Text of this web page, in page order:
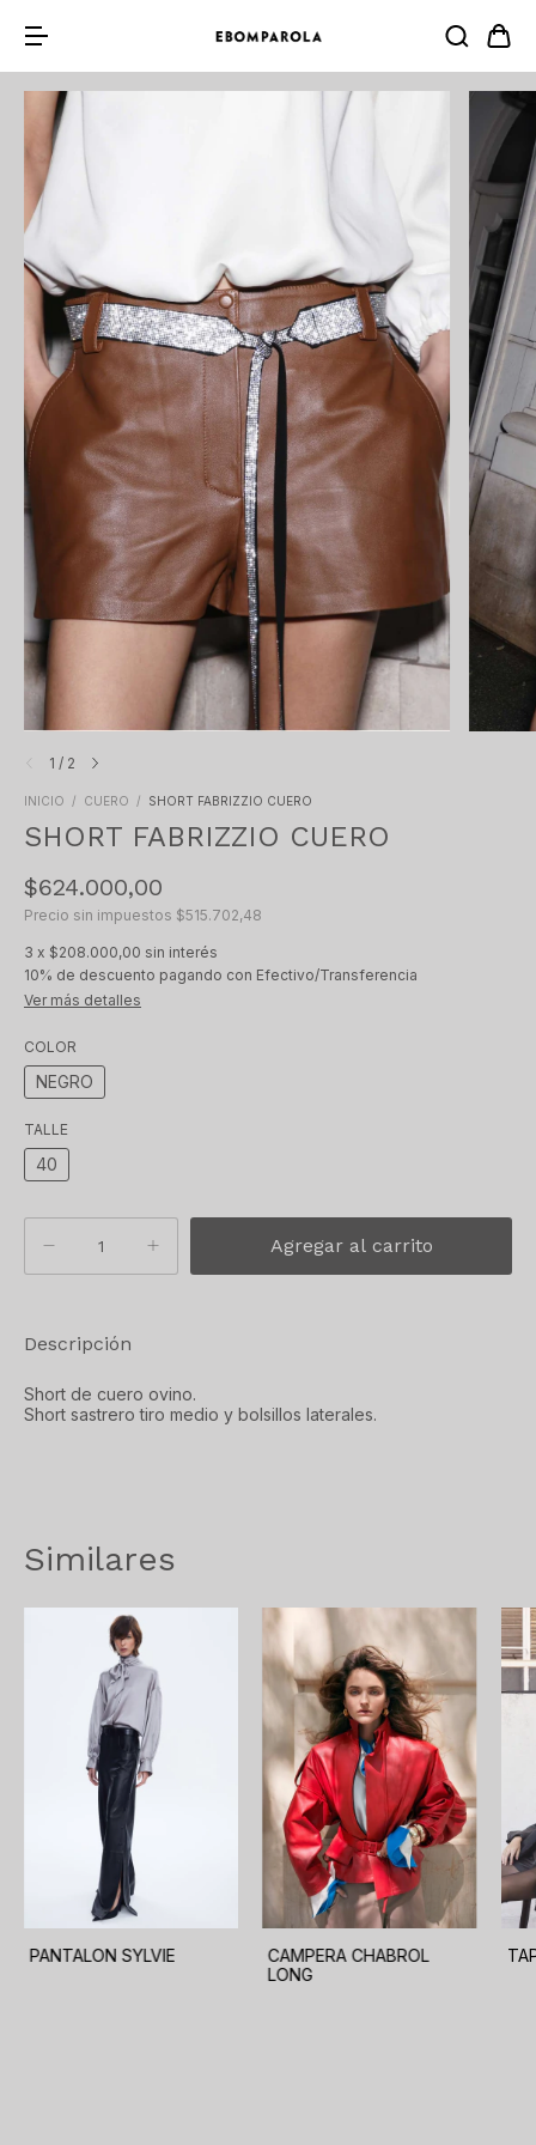
1 / 2
INICIO / CUERO / SHORT FABRIZZIO CUERO
SHORT FABRIZZIO CUERO
$624.000,00
Precio sin impuestos $515.702,48
3 x $208.000,00 sin interés
10% de descuento pagando con Efectivo/Transferencia
Ver más detalles
COLOR
NEGRO
TALLE
40
Descripción
Short de cuero ovino.
Short sastrero tiro medio y bolsillos laterales.
Similares
PANTALON SYLVIE
CAMPERA CHABROL
LONG